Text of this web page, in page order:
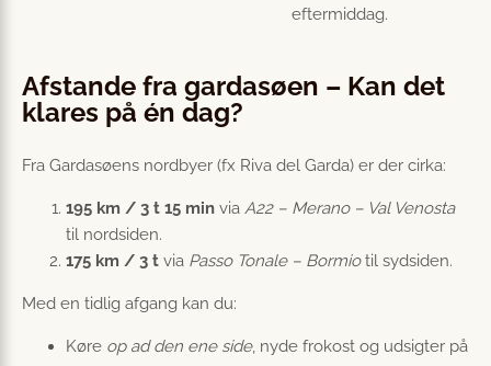
eftermiddag.
Afstande fra gardasøen – Kan det
klares på én dag?
Fra Gardasøens nordbyer (fx Riva del Garda) er der cirka:
195 km / 3 t 15 min via A22 – Merano – Val Venosta
til nordsiden.
175 km / 3 t via Passo Tonale – Bormiotil sydsiden.
Med en tidlig afgang kan du:
Køre op ad den ene side, nyde frokost og udsigter på